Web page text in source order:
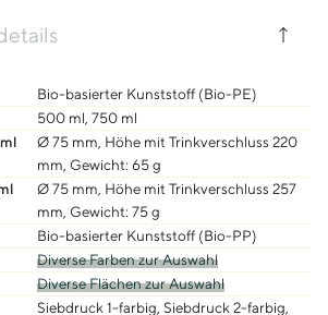
Bio-basierter Kunststoff (Bio-PE)
500 ml, 750 ml
Ø 75 mm, Höhe mit Trinkverschluss 220
mm, Gewicht: 65 g
Ø 75 mm, Höhe mit Trinkverschluss 257
mm, Gewicht: 75 g
Bio-basierter Kunststoff (Bio-PP)
Diverse Farben zur Auswahl
Diverse Flächen zur Auswahl
Siebdruck 1-farbig, Siebdruck 2-farbig,